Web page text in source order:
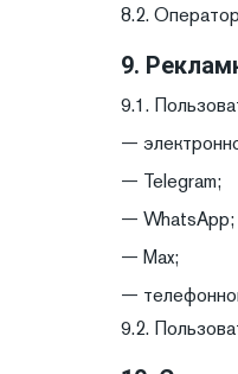
8.2.
9.
9.1.
—
— Telegram;
— WhatsApp;
— Max;
—
9.2.